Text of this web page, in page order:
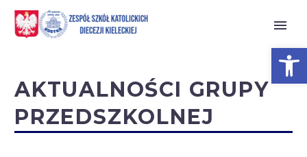
AKTUALNOŚCI GRUPY
PRZEDSZKOLNEJ